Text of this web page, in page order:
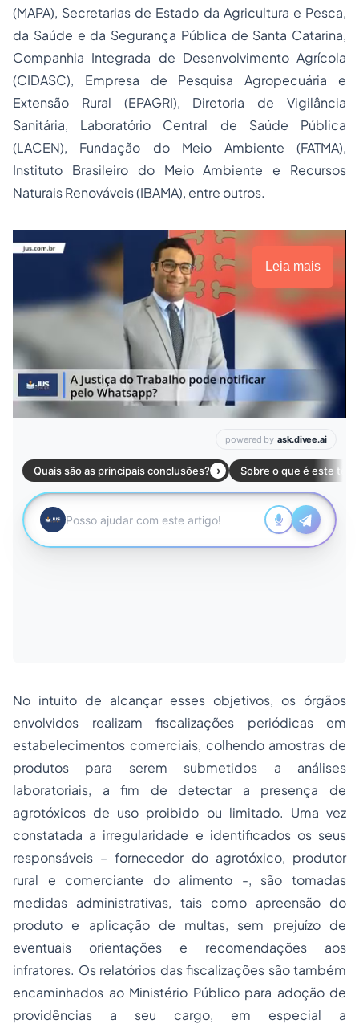
(MAPA), Secretarias de Estado da Agricultura e Pesca,
da Saúde e da Segurança Pública de Santa Catarina,
Companhia Integrada de Desenvolvimento Agrícola
(CIDASC), Empresa de Pesquisa Agropecuária e
Extensão Rural (EPAGRI), Diretoria de Vigilância
Sanitária, Laboratório Central de Saúde Pública
(LACEN), Fundação do Meio Ambiente (FATMA),
Instituto Brasileiro do Meio Ambiente e Recursos
Naturais Renováveis (IBAMA), entre outros.
Leia mais
No intuito de alcançar esses objetivos, os órgãos
envolvidos realizam fiscalizações periódicas em
estabelecimentos comerciais, colhendo amostras de
produtos para serem submetidos a análises
laboratoriais, a fim de detectar a presença de
agrotóxicos de uso proibido ou limitado. Uma vez
constatada a irregularidade e identificados os seus
responsáveis – fornecedor do agrotóxico, produtor
rural e comerciante do alimento -, são tomadas
medidas administrativas, tais como apreensão do
produto e aplicação de multas, sem prejuízo de
eventuais orientações e recomendações aos
infratores. Os relatórios das fiscalizações são também
encaminhados ao Ministério Público para adoção de
providências a seu cargo, em especial a